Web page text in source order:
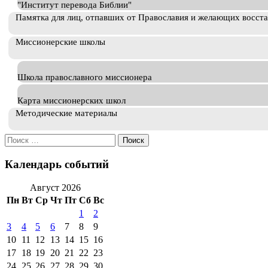
"Институт перевода Библии"
Памятка для лиц, отпавших от Православия и желающих
Миссионерские школы
Школа православного миссионера
Карта миссионерских школ
Методические материалы
Искать:
Календарь событий
Август 2026
Пн Вт Ср Чт Пт Сб Вс
1
2
3
4 5 6 7 8
9
10 11 12 13 14 15 16
17 18 19 20 21 22 23
24 25 26 27 28 29 30